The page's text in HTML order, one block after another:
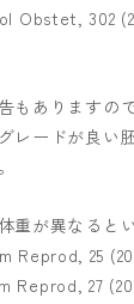
Obstet, 302
もありますの
レードが良い
重が異なると
Reprod, 25
Reprod, 27